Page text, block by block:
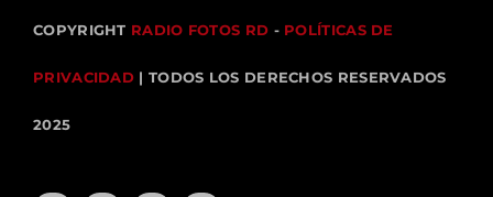
COPYRIGHT RADIO FOTOS RD - POLÍTICAS DE
PRIVACIDAD | TODOS LOS DERECHOS RESERVADOS
2025